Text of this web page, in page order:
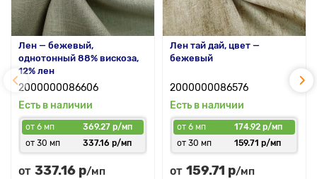
Лен — бежевый,
однотонный 88% вискоза,
12% лен
2000000086606
Есть в наличии
от 6 мп
369.27 р/мп
от 30 мп
337.16 р/мп
от 337.16 р/мп
Лен тай дай, цвет —
бежевый
2000000086576
Есть в наличии
от 6 мп
174.92 р/мп
от 30 мп
159.71 р/мп
от 159.71 р/мп